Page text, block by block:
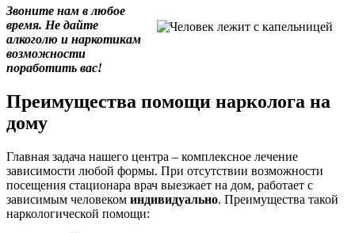
Звоните нам в любое
время. Не дайте
алкоголю и наркотикам
возможности
поработить вас!
Преимущества помощи нарколога на
дому
Главная задача нашего центра – комплексное лечение
зависимости любой формы. При отсутствии возможности
посещения стационара врач выезжает на дом, работает с
зависимым человеком индивидуально. Преимущества такой
наркологической помощи: